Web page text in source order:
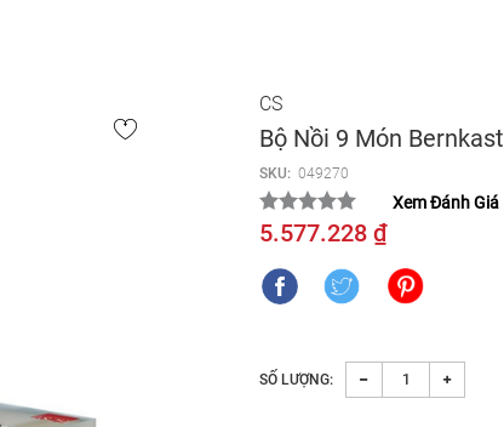
CS
Bộ Nồi 9 Món
SKU: 049270
Xem Đánh Giá
5.577.228 ₫
SỐ LƯỢNG: